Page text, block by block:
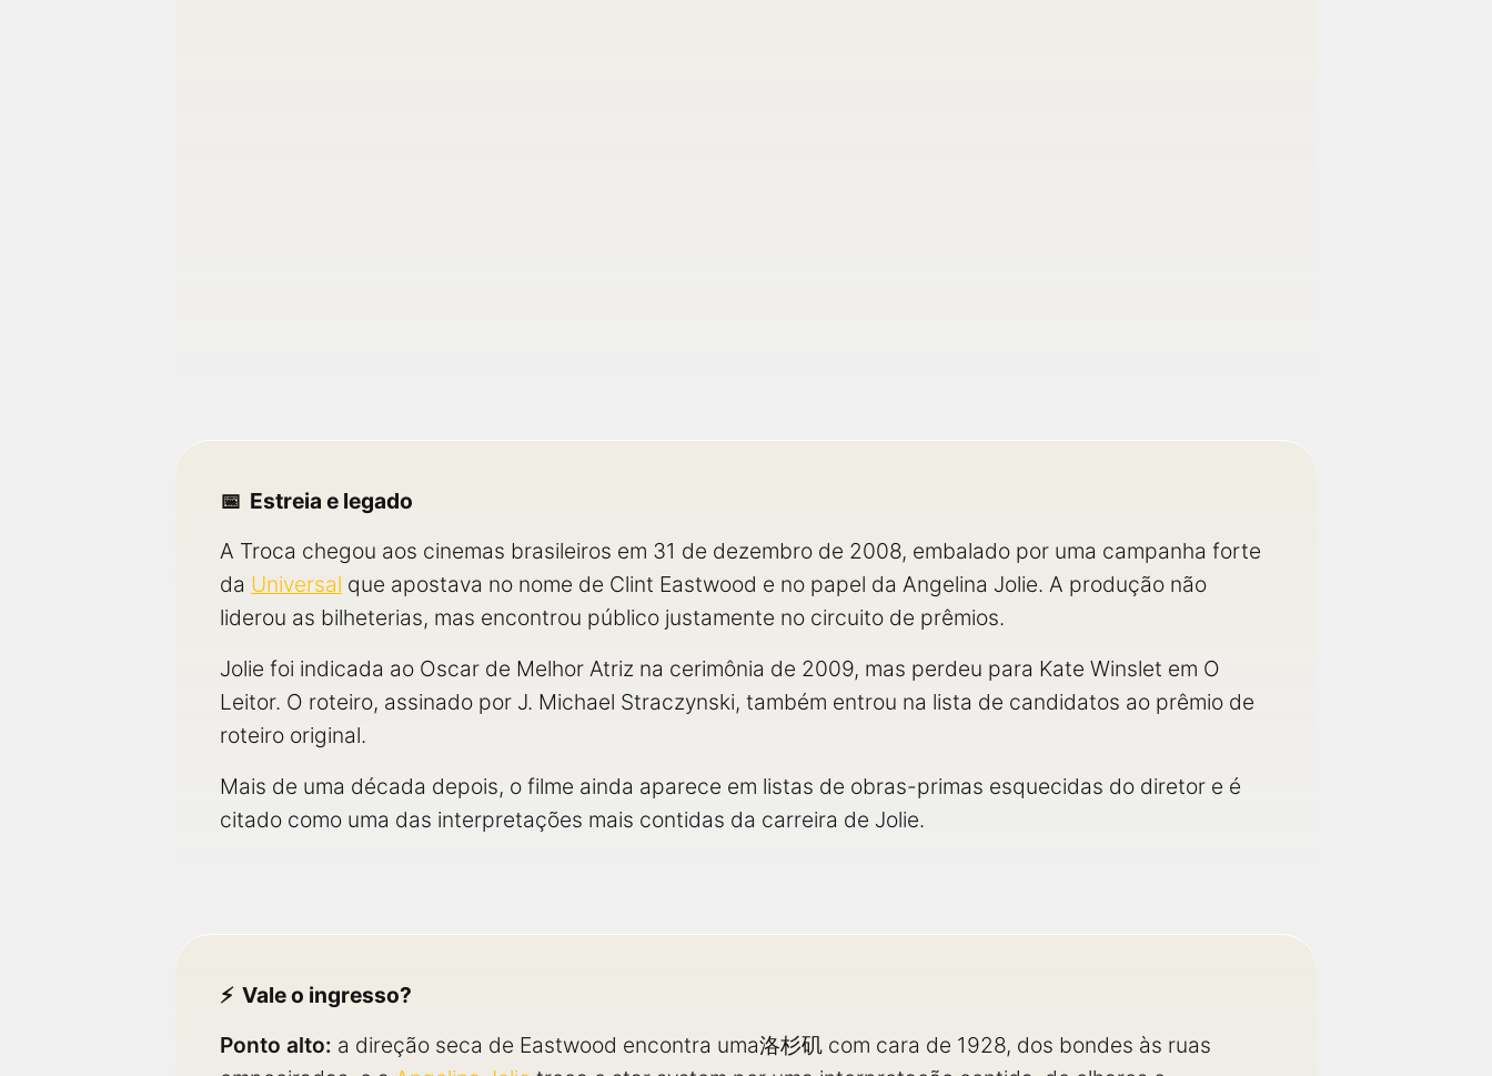
Estreia e legado
A Troca chegou aos cinemas brasileiros em 31 de dezembro de 2008, embalado por uma campanha forte
da Universal que apostava no nome de Clint Eastwood e no papel da Angelina Jolie. A produção não
liderou as bilheterias, mas encontrou público justamente no circuito de prêmios.
Jolie foi indicada ao Oscar de Melhor Atriz na cerimônia de 2009, mas perdeu para Kate Winslet em O
Leitor. O roteiro, assinado por J. Michael Straczynski, também entrou na lista de candidatos ao prêmio de
roteiro original.
Mais de uma década depois, o filme ainda aparece em listas de obras-primas esquecidas do diretor e é
citado como uma das interpretações mais contidas da carreira de Jolie.
Vale o ingresso?
Ponto alto: a direção seca de Eastwood encontra uma洛杉矶 com cara de 1928, dos bondes às ruas